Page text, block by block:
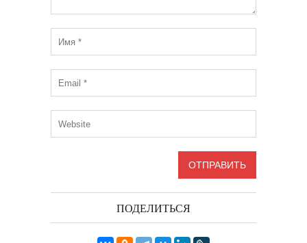
ПОДЕЛИТЬСЯ